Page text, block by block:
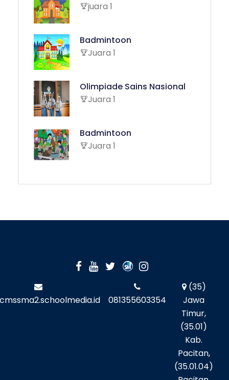
juara 1
Badmintoon
Juara 1
Olimpiade Sains Nasional
Juara 1
Badmintoon
Juara 1
081355603354
(35)
Jawa
Timur,
(35.01)
Kab.
Pacitan,
(35.01.04)